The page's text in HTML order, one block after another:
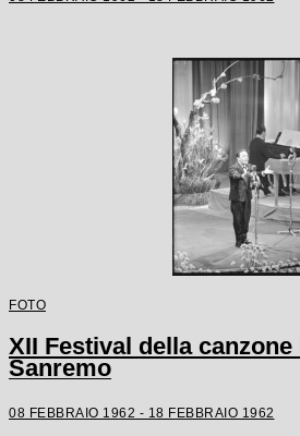
FOTO
XII Festival della
Sanremo
08 FEBBRAIO 1962 - 18 FEBBRAIO 1962